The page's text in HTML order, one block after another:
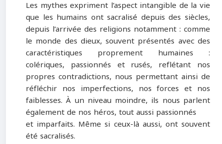
Les mythes expriment l’aspect intangible de la vie
que les humains ont sacralisé depuis des siècles,
depuis l’arrivée des religions notamment : comme
le monde des dieux, souvent présentés avec des
caractéristiques proprement humaines :
colériques, passionnés et rusés, reflétant nos
propres contradictions, nous permettant ainsi de
réfléchir nos imperfections, nos forces et nos
faiblesses. À un niveau moindre, ils nous parlent
également de nos héros, tout aussi passionnés
et imparfaits. Même si ceux-là aussi, ont souvent
été sacralisés.